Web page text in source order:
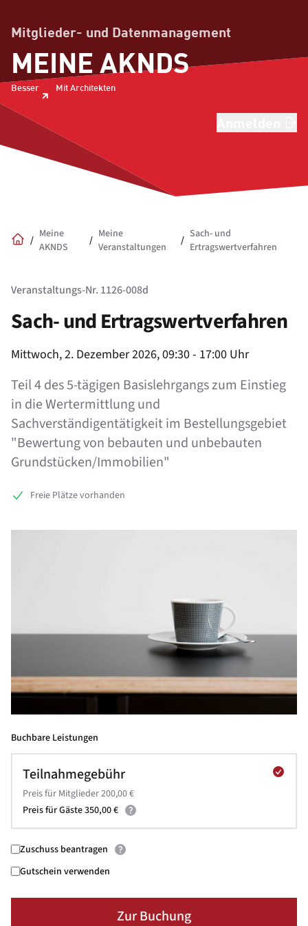
Mitglieder- und Datenmanagement
MEINE AKNDS
Besser Mit Architekten
/ Meine
AKNDS
/ Meine
Veranstaltungen
/ Sach- und
Ertragswertverfahren
Veranstaltungs-Nr. 1126-008d
Sach- und Ertragswertverfahren
Product information
Mittwoch, 2. Dezember 2026, 09:30 - 17:00 Uhr
Teil 4 des 5-tägigen Basislehrgangs zum Einstieg
in die Wertermittlung und
Sachverständigentätigkeit im Bestellungsgebiet
"Bewertung von bebauten und unbebauten
Grundstücken/Immobilien"
Freie Plätze vorhanden
Buchbare Leistungen
Teilnahmegebühr
Preis für Mitglieder 200,00 €
Preis für Gäste 350,00 €
Zuschuss beantragen
Gutschein verwenden
Zur Buchung